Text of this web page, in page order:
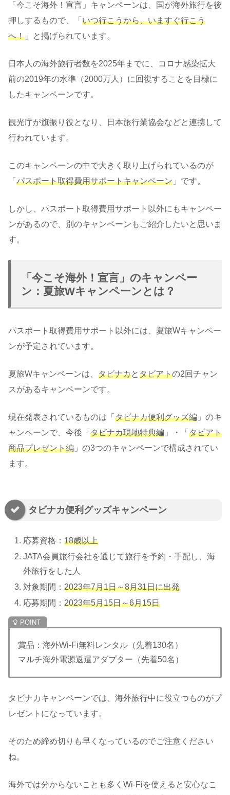
「今こそ海外！宣言」キャンペーンは、国が海外旅行を後
押しするもので、「 いつ行こうから、いますぐ行こう
へ！ 」と掲げられています。
日本人の海外旅行者数を2025年までに、
コロナ感染拡大
前の2019年の水準（2000万人）に回復することを目標に
したキャンペーンです。
観光庁が旗振り役となり、日本旅行業協会などと連携して
行われています。
このキャンペーンの中で大きく取り上げられているのが
「 パスポート取得費用サポートキャンペーン 」です。
しかし、パスポート取得費用サポート以外にもキャンペー
ンがあるので、別のキャンペーンもご紹介したいと思いま
す。
「今こそ海外！宣言」のキャンペー
ン：夏旅Wキャンペーンとは？
パスポート取得費用サポート以外には、夏旅Wキャンペー
ンが予定されています。
夏旅Wキャンペーンは、 タビナカとタビアトの2回チャン
スがあるキャンペーンです。
現在発表されているものは「 タビナカ便利グッズ編 」のキ
ャンペーンで、今後「 タビナカ現地特典編 」・「 タビアト
商品プレゼント編 」の3つのキャンペーンで構成されてい
ます。
タビナカ便利グッズキャンペーン
応募資格：18歳以上
JATA会員旅行会社を通じて旅行を予約・手配し、海
外旅行をした人
対象期間：2023年7月1日～8月31日に出発
応募期間：2023年5月15日～6月15日
賞品：海外Wi-Fi無料レンタル（先着130名）
マルチ海外電源返還アダプター（先着50名）
タビナカキャンペーンでは、海外旅行中に役立つものがプ
レゼントになっています。
そのため締め切りも早くなっているのでご注意ください
ね。
海外では分からないことも多くWi-Fiを使えると安心なこ